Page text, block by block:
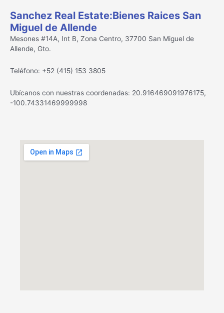
Sanchez Real Estate:Bienes Raices San
Miguel de Allende
Mesones #14A, Int B, Zona Centro, 37700 San Miguel de
Allende, Gto.
Teléfono: +52 (415) 153 3805
Ubícanos con nuestras coordenadas: 20.916469091976175,
-100.74331469999998